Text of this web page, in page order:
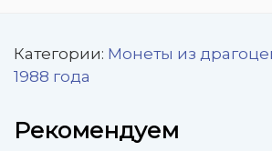
Категории: Монеты из
1988 года
Рекомендуем